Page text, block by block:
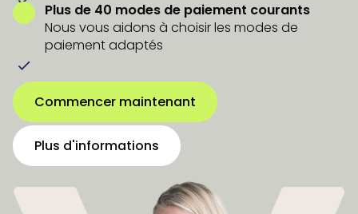
Plus de 40 modes de paiement courants
Nous vous aidons à choisir les modes de
paiement adaptés
Commencer maintenant
Plus d'informations